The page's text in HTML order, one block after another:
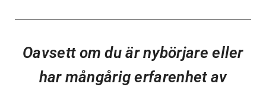
Oavsett om du är nybörjare eller
har mångårig erfarenhet av